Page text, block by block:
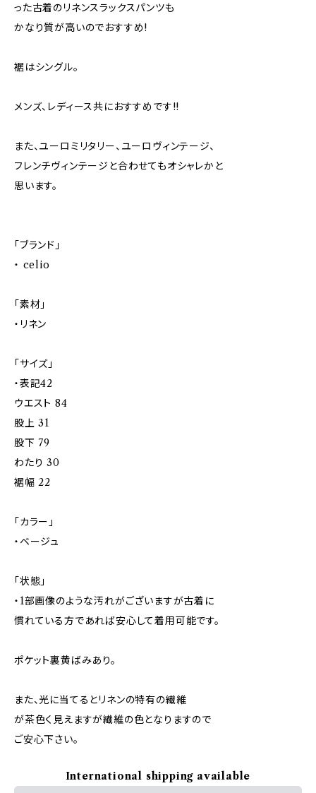
った古着のリネンスラックスパンツも
かなり質が高いのでおすすめ!
裾はシングル。
メンズ、レディース共におすすめです!!
また、ユーロミリタリー、ユーロヴィンテージ、
フレンチヴィンテージと合わせてもオシャレかと
思います。
「ブランド」
・ celio
「素材」
・リネン
「サイズ」
・表記42
ウエスト 84
股上 31
股下 79
わたり 30
裾幅 22
「カラー」
・ベージュ
「状態」
・1部画像のような汚れがございますが古着に
慣れている方であれば安心して着用可能です。
ポケット裏黄ばみあり。
また、光に当てるとリネンの特有の繊維
が茶色く見えますが繊維の色となりますので
ご安心下さい。
International shipping available